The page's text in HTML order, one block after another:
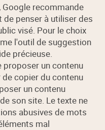
Google recommande
penser à utiliser des
visé. Pour le choix
l'outil de suggestion
précieuse.
proposer un contenu
copier du contenu
un contenu
son site. Le texte ne
abusives de mots
mal